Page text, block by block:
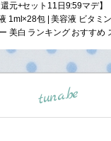
還元+セット11日9:59マデ
1ml×28包 | 美容液 ビタミ
美白 ランキング おすすめ
tuna.be